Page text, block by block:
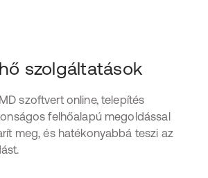
szolgáltatások
szoftvert online, telepítés
felhőalapú megoldással
meg, és hatékonyabbá teszi az